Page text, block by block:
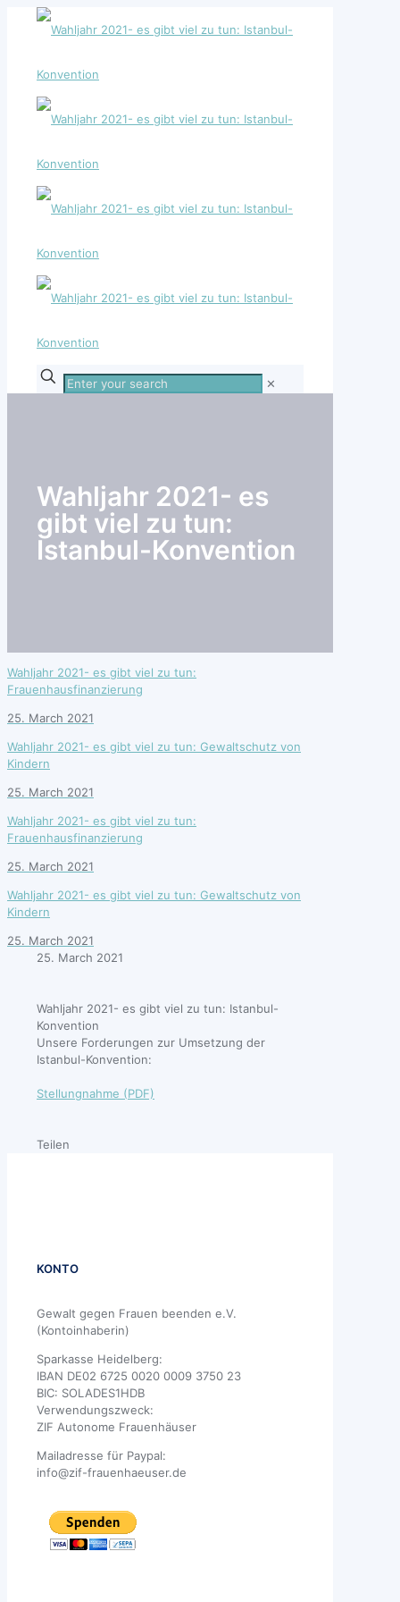
Enter
your
✕
Wahljahr 2021- es
gibt viel zu tun:
Istanbul-Konvention
Wahljahr 2021- es gibt viel zu tun:
Frauenhausfinanzierung
25. March 2021
Wahljahr 2021- es gibt viel zu tun: Gewaltschutz von
Kindern
25. March 2021
Wahljahr 2021- es gibt viel zu tun:
Frauenhausfinanzierung
25. March 2021
Wahljahr 2021- es gibt viel zu tun: Gewaltschutz von
Kindern
25. March 2021
25. March 2021
Wahljahr 2021- es gibt viel zu tun: Istanbul-
Konvention
Unsere Forderungen zur Umsetzung der
Istanbul-Konvention:
Stellungnahme (PDF)
Teilen
KONTO
Gewalt gegen Frauen beenden e.V.
(Kontoinhaberin)
Sparkasse Heidelberg:
IBAN DE02 6725 0020 0009 3750 23
BIC: SOLADES1HDB
Verwendungszweck:
ZIF Autonome Frauenhäuser
Mailadresse für Paypal:
info@zif-frauenhaeuser.de